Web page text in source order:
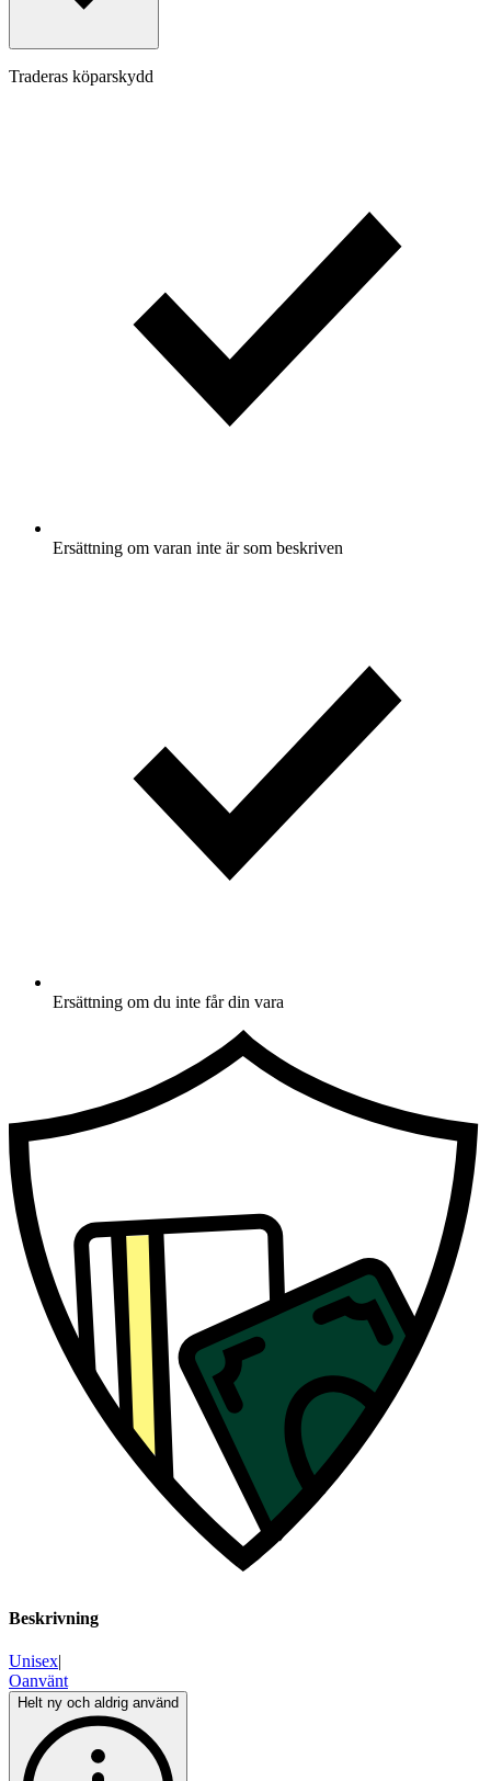
Traderas köparskydd
Ersättning om varan inte är som beskriven
Ersättning om du inte får din vara
Beskrivning
Unisex|
Oanvänt
Helt ny och aldrig använd